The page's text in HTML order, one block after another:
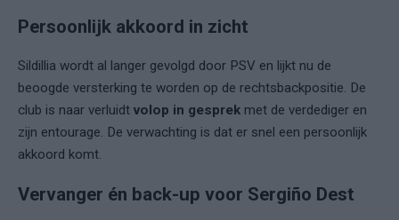
Persoonlijk akkoord in zicht
Sildillia wordt al langer gevolgd door PSV en lijkt nu de
beoogde versterking te worden op de rechtsbackpositie. De
club is naar verluidt volop in gesprek met de verdediger en
zijn entourage. De verwachting is dat er snel een persoonlijk
akkoord komt.
Vervanger én back-up voor Sergiño Dest